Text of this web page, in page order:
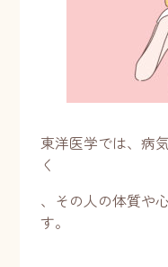
東洋医学では、病
く
、その人の体質や
す。